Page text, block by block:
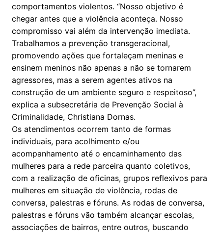
comportamentos violentos. “Nosso objetivo é
chegar antes que a violência aconteça. Nosso
compromisso vai além da intervenção imediata.
Trabalhamos a prevenção transgeracional,
promovendo ações que fortaleçam meninas e
ensinem meninos não apenas a não se tornarem
agressores, mas a serem agentes ativos na
construção de um ambiente seguro e respeitoso”,
explica a subsecretária de Prevenção Social à
Criminalidade, Christiana Dornas.
Os atendimentos ocorrem tanto de formas
individuais, para acolhimento e/ou
acompanhamento até o encaminhamento das
mulheres para a rede parceira quanto coletivos,
com a realização de oficinas, grupos reflexivos para
mulheres em situação de violência, rodas de
conversa, palestras e fóruns. As rodas de conversa,
palestras e fóruns vão também alcançar escolas,
associações de bairros, entre outros, buscando